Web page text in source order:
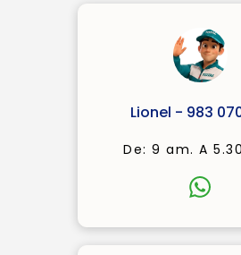
Lionel - 983
De: 9 am. A